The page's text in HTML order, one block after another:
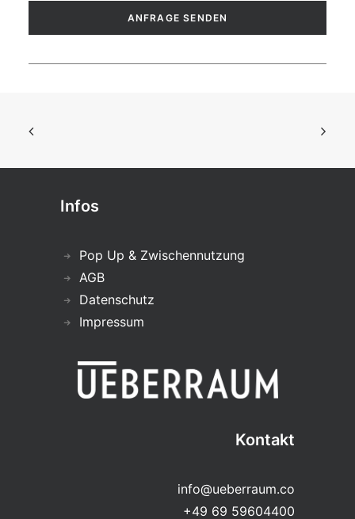
Infos
Pop Up & Zwischennutzung
AGB
Datenschutz
Impressum
Kontakt
info@ueberraum.co
+49 69 59604400